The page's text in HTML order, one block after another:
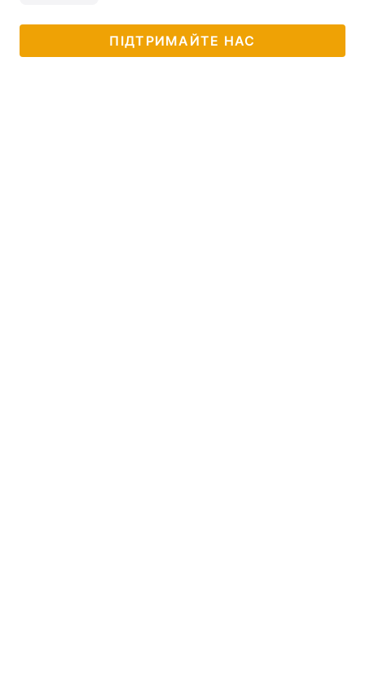
ПІДТРИМАЙТЕ НАС